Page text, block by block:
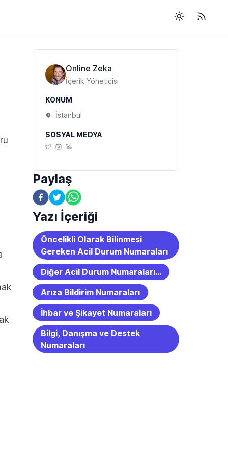
Toggle theme
RSS
Online Zeka
İçerik Yöneticisi
KONUM
İstanbul
SOSYAL MEDYA
Paylaş
Yazı İçeriği
Öncelikli Olarak Bilinmesi
Gereken Acil Durum Numaraları
Diğer Acil Durum Numaraları…
Arıza Bildirim Numaraları
İhbar ve Şikayet Numaraları
Bilgi, Danışma ve Destek
Numaraları